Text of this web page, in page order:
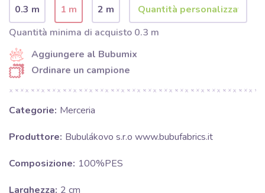
0.3 m 1 m
2 m
Quantità minima di acquisto 0.3 m
Aggiungere al Bubumix
Ordinare un campione
Categorie: Merceria
Produttore: Bubulákovo s.r.o www.bubufabrics.it
Composizione: 100%PES
Larghezza: 2 cm